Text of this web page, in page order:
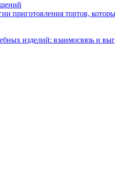
приготовления тортов,
изделий: взаимосвязь и